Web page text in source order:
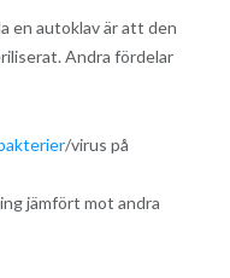
en autoklav är att den
Andra fördelar
/virus på
jämfört mot andra